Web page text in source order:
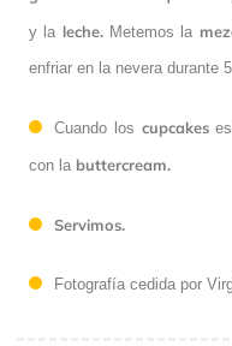
y la leche.Metemos la
enfriar en la nevera durante
Cuando los cupcakes
con la buttercream.
Servimos.
Fotografía cedida por